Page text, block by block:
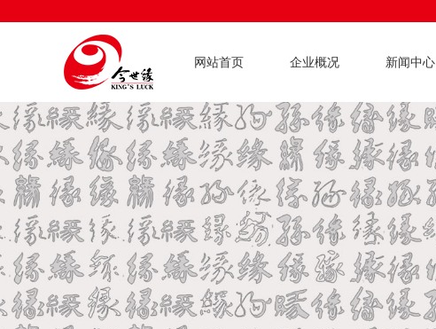
网站首页 企业概况 新闻中心